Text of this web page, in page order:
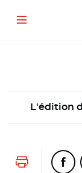
Aller
Aller
Ouvrir
Menu
Localtis
L'édition
Lancer